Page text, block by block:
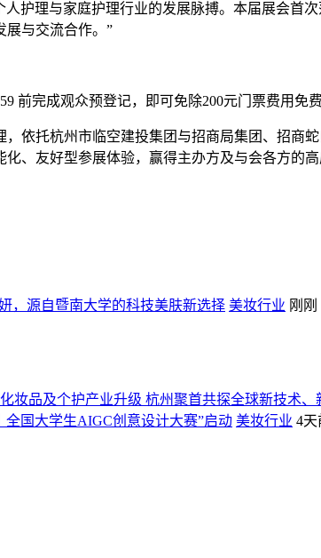
护理与家庭护理行业的发展脉搏。本届展会
展与交流合作。”
前完成观众预登记，即可免除200元门票费用免
依托杭州市临空建投集团与招商局集团、招商
、友好型参展体验，赢得主办方及与会各方的高
，源自暨南大学的科技美肤新选择 美妆行业 刚刚
妆品及个护产业升级 杭州聚首共探全球新技术
国大学生AIGC创意设计大赛”启动 美妆行业 4天